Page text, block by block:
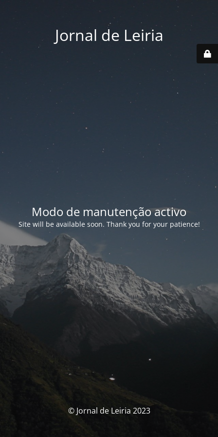
Jornal de Leiria
Modo de manutenção activo
Site will be available soon. Thank you for your patience!
© Jornal de Leiria 2023